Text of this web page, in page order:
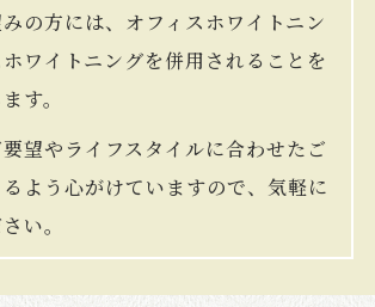
の方には、オフィスホワイトニン
ワイトニングを併用されることを
す。
望やライフスタイルに合わせたご
よう心がけていますので、気軽に
い。